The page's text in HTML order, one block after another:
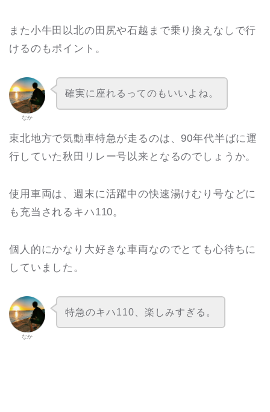
また小牛田以北の田尻や石越まで乗り換えなしで行
けるのもポイント。
なか
確実に座れるってのもいいよね。
東北地方で気動車特急が走るのは、90年代半ばに運
行していた秋田リレー号以来となるのでしょうか。
使用車両は、週末に活躍中の快速湯けむり号などに
も充当されるキハ110。
個人的にかなり大好きな車両なのでとても心待ちに
していました。
なか
特急のキハ110、楽しみすぎる。